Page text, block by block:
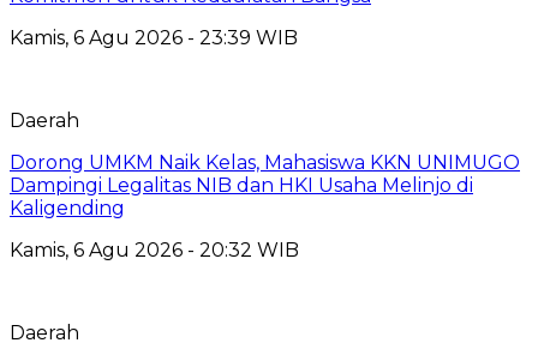
Kamis, 6 Agu 2026 - 23:39 WIB
Daerah
Dorong UMKM Naik Kelas, Mahasiswa KKN UNIMUGO
Dampingi Legalitas NIB dan HKI Usaha Melinjo di
Kaligending
Kamis, 6 Agu 2026 - 20:32 WIB
Daerah